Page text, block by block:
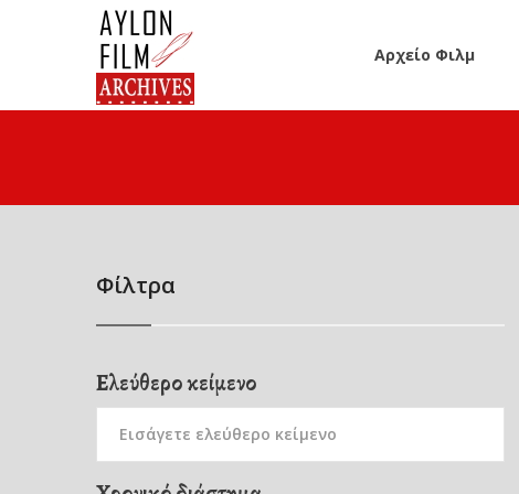
Αρχείο Φιλμ
Φίλτρα
Ελεύθερο κείμενο